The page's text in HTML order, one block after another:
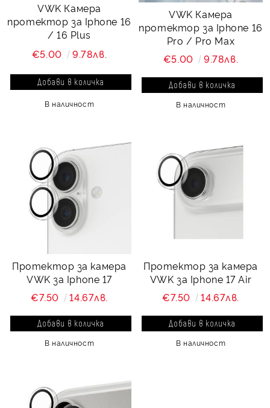
VWK Камера
протектор за Iphone 16
/ 16 Plus
€5.00
9.78лв.
В наличност
VWK Камера
протектор за Iphone 16
Pro / Pro Max
€5.00
9.78лв.
В наличност
Протектор за камера
VWK за Iphone 17
€7.50
14.67лв.
В наличност
Протектор за камера
VWK за Iphone 17 Air
€7.50
14.67лв.
В наличност